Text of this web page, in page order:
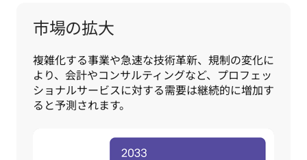
市場の拡大
複雑化する事業や急速な技術革新、規制の変化に
より、会計やコンサルティングなど、プロフェッ
ショナルサービスに対する需要は継続的に増加す
ると予測されます。